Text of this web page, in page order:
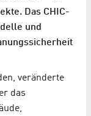
Das CHIC-
und
veränderte
das